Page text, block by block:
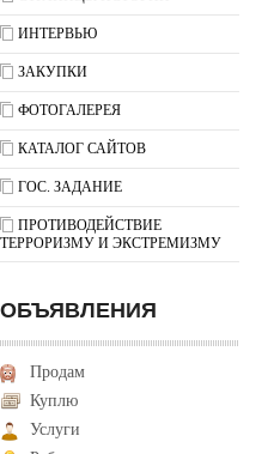
ИНТЕРВЬЮ
ЗАКУПКИ
ФОТОГАЛЕРЕЯ
КАТАЛОГ САЙТОВ
ГОС. ЗАДАНИЕ
ПРОТИВОДЕЙСТВИЕ
ТЕРРОРИЗМУ И ЭКСТРЕМИЗМУ
ОБЪЯВЛЕНИЯ
Продам
Куплю
Услуги